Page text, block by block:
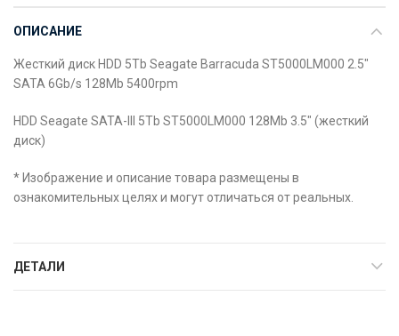
ОПИСАНИЕ
Жесткий диск HDD 5Tb Seagate Barracuda ST5000LM000 2.5″
SATA 6Gb/s 128Mb 5400rpm
HDD Seagate SATA-III 5Tb ST5000LM000 128Mb 3.5″ (жесткий
диск)
* Изображение и описание товара размещены в
ознакомительных целях и могут отличаться от реальных.
ДЕТАЛИ